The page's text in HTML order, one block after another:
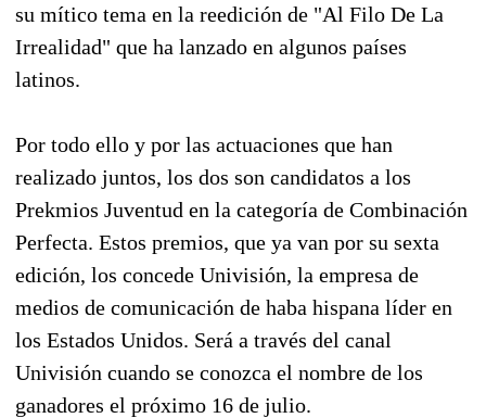
su mítico tema en la reedición de "Al Filo De La
Irrealidad" que ha lanzado en algunos países
latinos.
Por todo ello y por las actuaciones que han
realizado juntos, los dos son candidatos a los
Prekmios Juventud en la categoría de Combinación
Perfecta. Estos premios, que ya van por su sexta
edición, los concede Univisión, la empresa de
medios de comunicación de haba hispana líder en
los Estados Unidos. Será a través del canal
Univisión cuando se conozca el nombre de los
ganadores el próximo 16 de julio.